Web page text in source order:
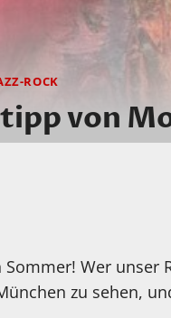
ROCK
von
Wer unser
zu sehen,